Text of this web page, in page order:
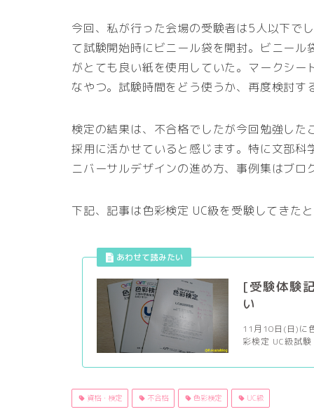
今回、私が行った会場の受験者は5人以下で
て試験開始時にビニール袋を開封。ビニー
がとても良い紙を使用していた。マークシ
なやつ。試験時間をどう使うか、再度検討す
検定の結果は、不合格でしたが今回勉強し
採用に活かせていると感じます。特に文部
ニバーサルデザインの進め方、事例集はブ
下記、記事は色彩検定 UC級を受験してきた
[受験体験
い
11月10日(日)に
彩検定 UC級試
資格・検定 不合格 色彩検定 UC級